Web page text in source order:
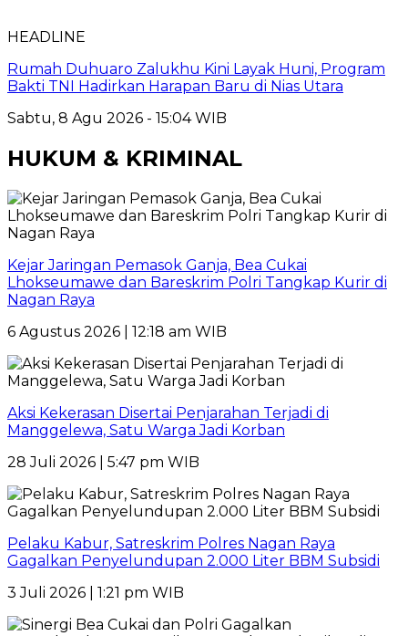
HEADLINE
Rumah Duhuaro Zalukhu Kini Layak Huni, Program
Bakti TNI Hadirkan Harapan Baru di Nias Utara
Sabtu, 8 Agu 2026 - 15:04 WIB
HUKUM & KRIMINAL
Kejar Jaringan Pemasok Ganja, Bea Cukai
Lhokseumawe dan Bareskrim Polri Tangkap Kurir di
Nagan Raya
6 Agustus 2026 | 12:18 am WIB
Aksi Kekerasan Disertai Penjarahan Terjadi di
Manggelewa, Satu Warga Jadi Korban
28 Juli 2026 | 5:47 pm WIB
Pelaku Kabur, Satreskrim Polres Nagan Raya
Gagalkan Penyelundupan 2.000 Liter BBM Subsidi
3 Juli 2026 | 1:21 pm WIB